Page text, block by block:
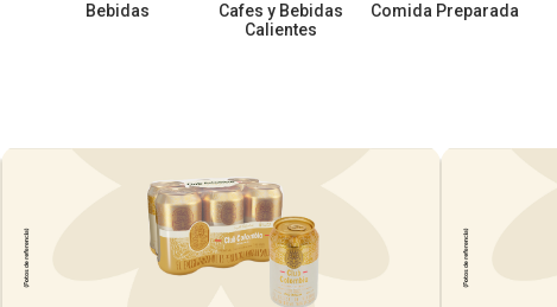
Bebidas
Cafes y Bebidas
Calientes
Comida Preparada